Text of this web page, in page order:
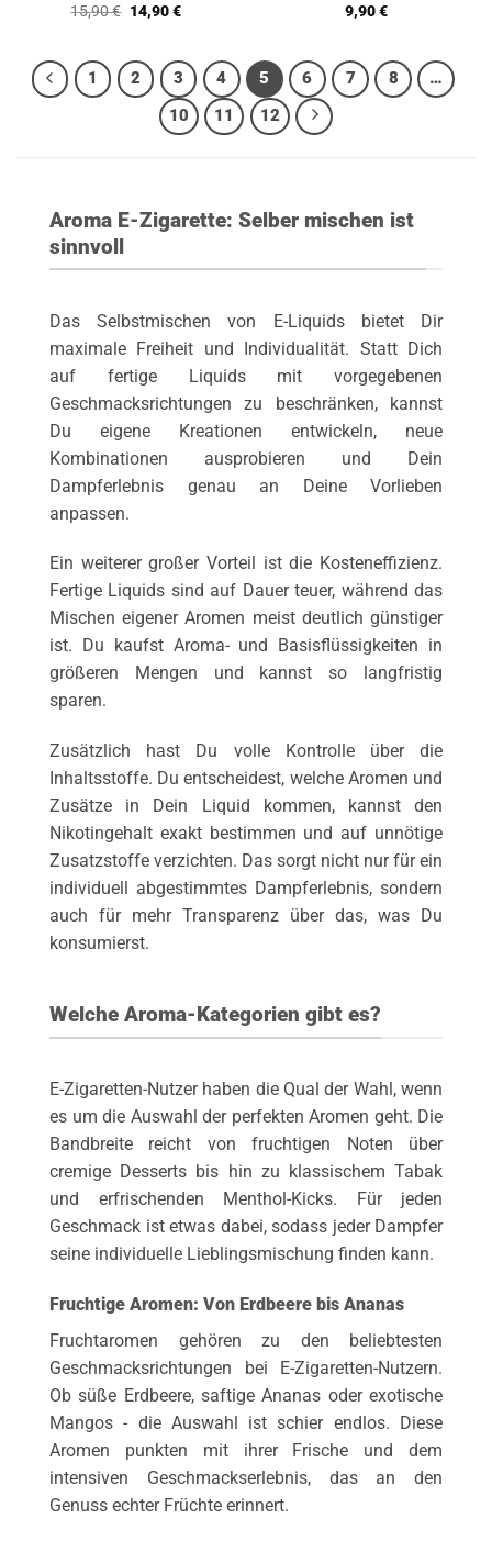
15,90€ Ursprünglicher
Preis
14,90€Aktueller
9,90€
1 2 3 4 5 6 7 8
…
10
11 12
Aroma E-Zigarette: Selber mischen ist
sinnvoll
Das Selbstmischen von E-Liquids bietet Dir
maximale Freiheit und Individualität. Statt Dich
auf fertige Liquids mit vorgegebenen
Geschmacksrichtungen zu beschränken, kannst
Du eigene Kreationen entwickeln, neue
Kombinationen ausprobieren und Dein
Dampferlebnis genau an Deine Vorlieben
anpassen.
Ein weiterer großer Vorteil ist die Kosteneffizienz.
Fertige Liquids sind auf Dauer teuer, während das
Mischen eigener Aromen meist deutlich günstiger
ist. Du kaufst Aroma- und Basisflüssigkeiten in
größeren Mengen und kannst so langfristig
sparen.
Zusätzlich hast Du volle Kontrolle über die
Inhaltsstoffe. Du entscheidest, welche Aromen und
Zusätze in Dein Liquid kommen, kannst den
Nikotingehalt exakt bestimmen und auf unnötige
Zusatzstoffe verzichten. Das sorgt nicht nur für ein
individuell abgestimmtes Dampferlebnis, sondern
auch für mehr Transparenz über das, was Du
konsumierst.
Welche Aroma-Kategorien gibt es?
E-Zigaretten-Nutzer haben die Qual der Wahl, wenn
es um die Auswahl der perfekten Aromen geht. Die
Bandbreite reicht von fruchtigen Noten über
cremige Desserts bis hin zu klassischem Tabak
und erfrischenden Menthol-Kicks. Für jeden
Geschmack ist etwas dabei, sodass jeder Dampfer
seine individuelle Lieblingsmischung finden kann.
Fruchtige Aromen: Von Erdbeere bis Ananas
Fruchtaromen gehören zu den beliebtesten
Geschmacksrichtungen bei E-Zigaretten-Nutzern.
Ob süße Erdbeere, saftige Ananas oder exotische
Mangos - die Auswahl ist schier endlos. Diese
Aromen punkten mit ihrer Frische und dem
intensiven Geschmackserlebnis, das an den
Genuss echter Früchte erinnert.